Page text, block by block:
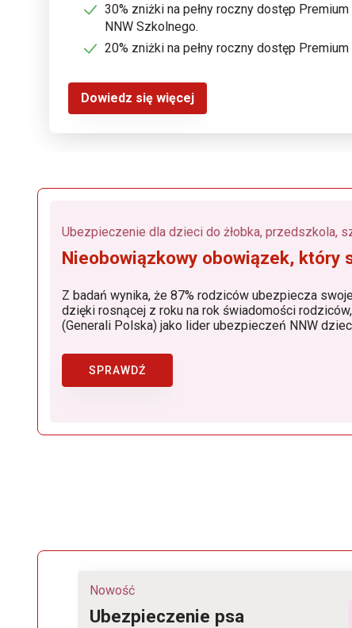
30% zniżki na pełny roczny dostęp
NNW Szkolnego.
20% zniżki na pełny roczny dostęp
Dowiedz się więcej
Ubezpieczenie dla dzieci do żłobka, przedszkola,
Nieobowiązkowy obowiązek, który
Z badań wynika, że 87% rodziców ubezpiecza
dzięki rosnącej z roku na rok świadomości
(Generali Polska) jako lider ubezpieczeń NNW
SPRAWDŹ
Nowość
Ubezpieczenie psa